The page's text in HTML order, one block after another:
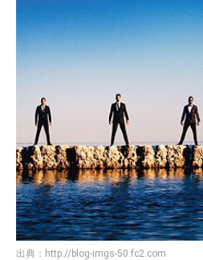
出典： http://blog-imgs-50.fc2.com